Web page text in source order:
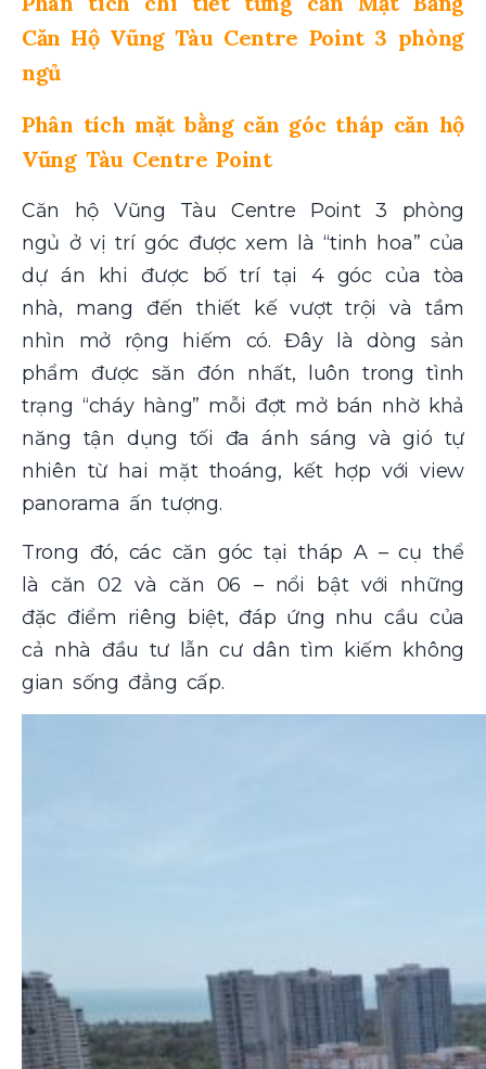
Căn Hộ Vũng Tàu Centre Point 3 phòng
ngủ
Phân tích mặt bằng căn góc tháp căn hộ
Vũng Tàu Centre Point
Căn hộ Vũng Tàu Centre Point 3 phòng
ngủ ở vị trí góc được xem là “tinh hoa” của
dự án khi được bố trí tại 4 góc của tòa
nhà, mang đến thiết kế vượt trội và tầm
nhìn mở rộng hiếm có. Đây là dòng sản
phẩm được săn đón nhất, luôn trong tình
trạng “cháy hàng” mỗi đợt mở bán nhờ khả
năng tận dụng tối đa ánh sáng và gió tự
nhiên từ hai mặt thoáng, kết hợp với view
panorama ấn tượng.
Trong đó, các căn góc tại tháp A – cụ thể
là căn 02 và căn 06 – nổi bật với những
đặc điểm riêng biệt, đáp ứng nhu cầu của
cả nhà đầu tư lẫn cư dân tìm kiếm không
gian sống đẳng cấp.